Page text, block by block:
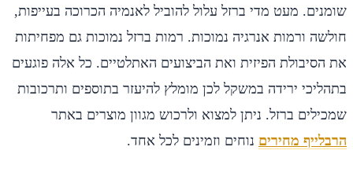
שומנים. מעט מדי ברזל עלול להוביל לאנמיה הכרוכה בעייפות,
חולשה ורמות אנרגיה נמוכות. רמות ברזל נמוכות גם מפחיתות
את הסיבולת הפיזית ואת הביצועים האתלטיים. כל אלה פוגעים
בתהליכי ירידה במשקל לכן מומלץ להיעזר בתוספים ותרכובות
שמכילים ברזל. ניתן למצוא ולרכוש מגוון מוצרים באתר
הרבלייף מחירים נוחים וזמינים לכל אחד.